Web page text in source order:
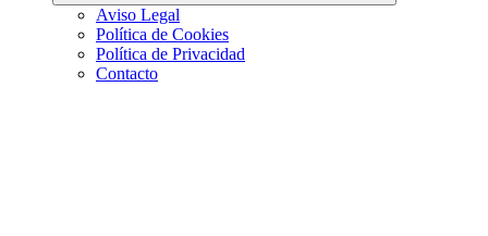
Aviso Legal
Política de Cookies
Política de Privacidad
Contacto